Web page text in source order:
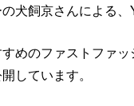
犬飼京さんによる
めのファストファ
しています。